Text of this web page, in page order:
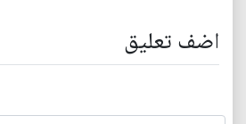
اضف تعليق